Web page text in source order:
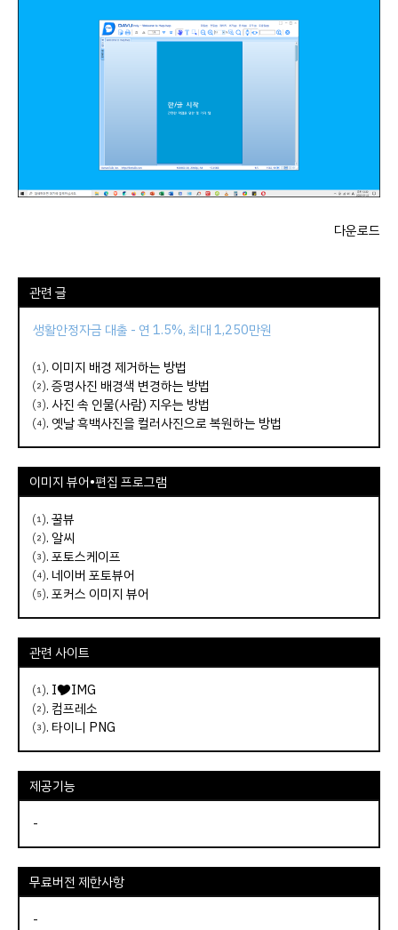
다운로드
관련 글
생활안정자금 대출 - 연 1.5%, 최대 1,250만원
⑴. 이미지 배경 제거하는 방법
⑵.증명사진 배경색 변경하는 방법
⑶. 사진 속 인물(사람) 지우는 방법
⑷. 옛날 흑백사진을 컬러사진으로 복원하는 방법
이미지 뷰어•편집 프로그램
⑴.꿀뷰
⑵.알씨
⑶.포토스케이프
⑷. 네이버 포토뷰어
⑸.포커스 이미지 뷰어
관련 사이트
⑴. I🎔IMG
⑵. 컴프레소
⑶. 타이니 PNG
제공기능
-
무료버전 제한사항
-